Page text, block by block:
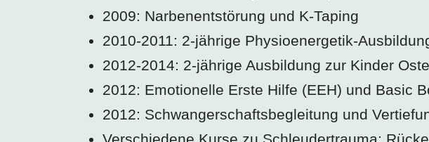
2009: Narbenentstörung und K-Taping
2010-2011: 2-jährige Physioenergetik-
2012-2014: 2-jährige Ausbildung zur Kinder
2012: Emotionelle Erste Hilfe (EEH) und Basic
2012: Schwangerschaftsbegleitung und
Verschiedene Kurse zu Schleudertrauma;